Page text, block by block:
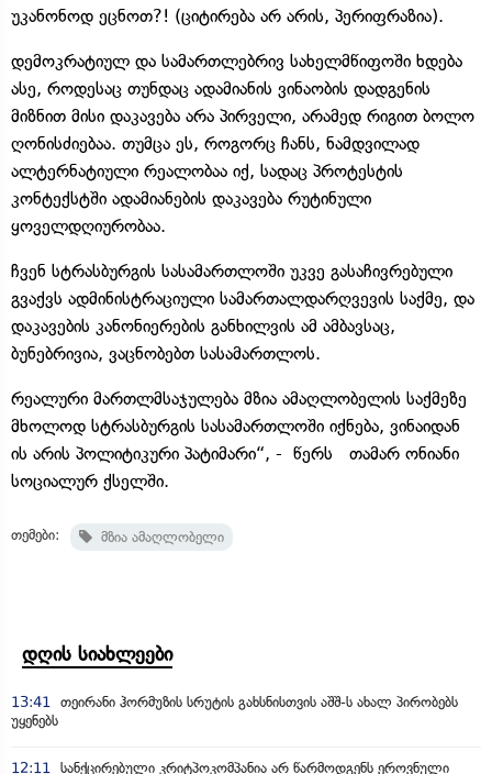
უკანონოდ ეცნოთ?! (ციტირება არ არის, პერიფრაზია).
დემოკრატიულ და სამართლებრივ სახელმწიფოში ხდება
ასე, როდესაც თუნდაც ადამიანის ვინაობის დადგენის
მიზნით მისი დაკავება არა პირველი, არამედ რიგით ბოლო
ღონისძიებაა. თუმცა ეს, როგორც ჩანს, ნამდვილად
ალტერნატიული რეალობაა იქ, სადაც პროტესტის
კონტექსტში ადამიანების დაკავება რუტინული
ყოველდღიურობაა.
ჩვენ სტრასბურგის სასამართლოში უკვე გასაჩივრებული
გვაქვს ადმინისტრაციული სამართალდარღვევის საქმე, და
დაკავების კანონიერების განხილვის ამ ამბავსაც,
ბუნებრივია, ვაცნობებთ სასამართლოს.
რეალური მართლმსაჯულება მზია ამაღლობელის საქმეზე
მხოლოდ სტრასბურგის სასამართლოში იქნება, ვინაიდან
ის არის პოლიტიკური პატიმარი“, - წერს თამარ ონიანი
სოციალურ ქსელში.
თემები: მზია ამაღლობელი
დღის სიახლეები
13:41
თეირანი ჰორმუზის სრუტის გახსნისთვის აშშ-ს ახალ პირობებს
უყენებს
12:11 სანქცირებული კრიტპოკომპანია არ წარმოდგენს ეროვნული